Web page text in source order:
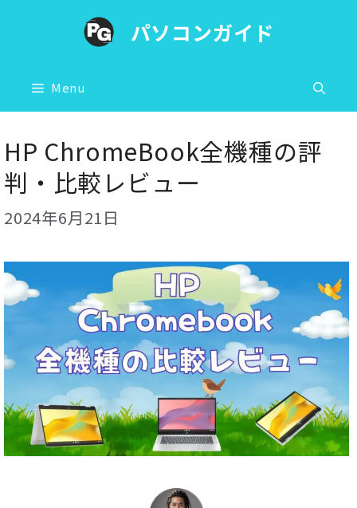
ツ
へ
ス
キ
ッ
パソコンガイド
Menu
HP ChromeBook全機種の評
判・比較レビュー
2024年6月21日